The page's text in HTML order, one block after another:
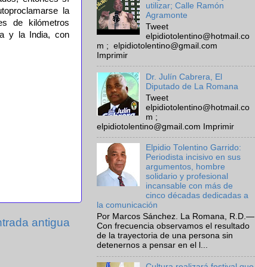
la
de kilómetros
y la India, con
antigua
utilizar; Calle Ramón
Agramonte
Tweet
elpidiotolentino@hotmail.co
m ; elpidiotolentino@gmail.com
Imprimir
Dr. Julín Cabrera, El
Diputado de La Romana
Tweet
elpidiotolentino@hotmail.co
m ;
elpidiotolentino@gmail.com Imprimir
Elpidio Tolentino Garrido:
Periodista incisivo en sus
argumentos, hombre
solidario y profesional
incansable con más de
cinco décadas dedicadas a
la comunicación
Por Marcos Sánchez. La Romana, R.D.—
Con frecuencia observamos el resultado
de la trayectoria de una persona sin
detenernos a pensar en el l...